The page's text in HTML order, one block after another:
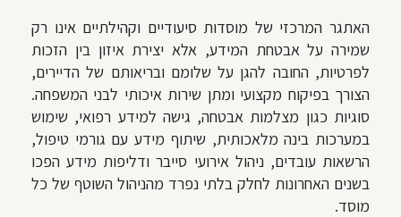
האתגר המרכזי של מוסדות סיעודיים וקהילתיים אינו רק
שמירה על אבטחת המידע, אלא יצירת איזון בין הזכות
לפרטיות, החובה להגן על שלומם ובריאותם של הדיירים,
הצורך בפיקוח מקצועי ומתן שירות איכותי לבני המשפחה.
סוגיות כגון מצלמות אבטחה, גישה למידע רפואי, שימוש
במערכות בינה מלאכותית, שיתוף מידע עם גורמי טיפול,
הרשאות עובדים, ניהול אירועי סייבר ודליפות מידע הפכו
בשנים האחרונות לחלק בלתי נפרד מהניהול השוטף של כל
מוסד.